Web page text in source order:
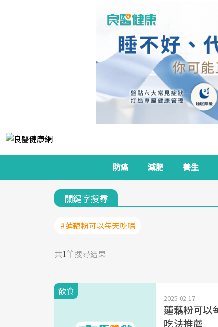
防癌 減肥 養生
關鍵字搜尋
#蓮藕粉可以每天吃嗎
共1筆搜尋結果
飲食
2025-02-17
蓮藕粉可以
吃法推薦